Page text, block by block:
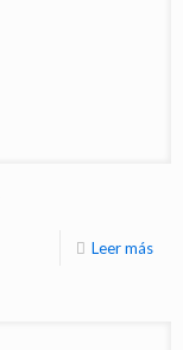
Leer más